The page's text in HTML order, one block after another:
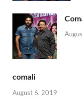
comali
August 6, 2019